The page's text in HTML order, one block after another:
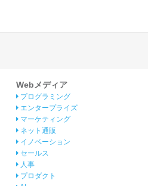
Webメディア
プログラミング
エンタープライズ
マーケティング
ネット通販
イノベーション
セールス
人事
プロダクト